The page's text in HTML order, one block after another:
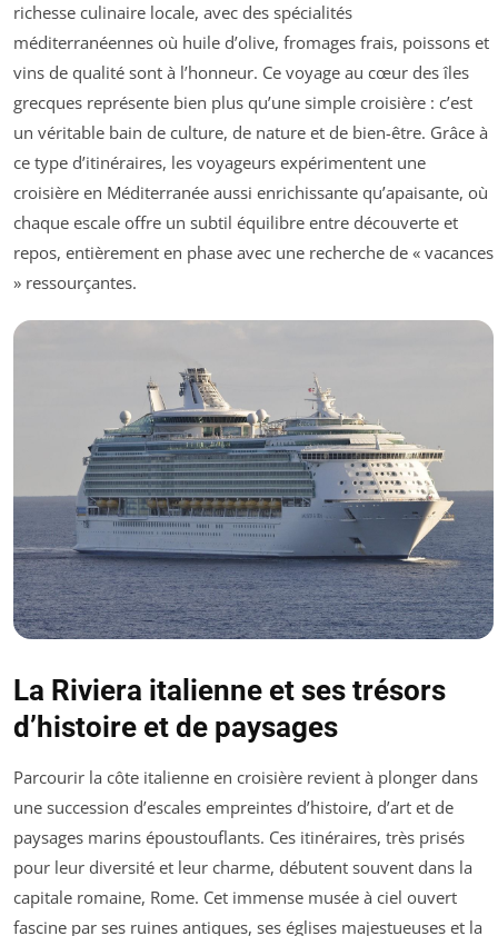
richesse culinaire locale, avec des spécialités
méditerranéennes où huile d’olive, fromages frais, poissons et
vins de qualité sont à l’honneur. Ce voyage au cœur des îles
grecques représente bien plus qu’une simple croisière : c’est
un véritable bain de culture, de nature et de bien-être. Grâce à
ce type d’itinéraires, les voyageurs expérimentent une
croisière en Méditerranée aussi enrichissante qu’apaisante, où
chaque escale offre un subtil équilibre entre découverte et
repos, entièrement en phase avec une recherche de « vacances
» ressourçantes.
La Riviera italienne et ses trésors
d’histoire et de paysages
Parcourir la côte italienne en croisière revient à plonger dans
une succession d’escales empreintes d’histoire, d’art et de
paysages marins époustouflants. Ces itinéraires, très prisés
pour leur diversité et leur charme, débutent souvent dans la
capitale romaine, Rome. Cet immense musée à ciel ouvert
fascine par ses ruines antiques, ses églises majestueuses et la